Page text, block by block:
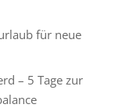
für neue
– 5 Tage zur